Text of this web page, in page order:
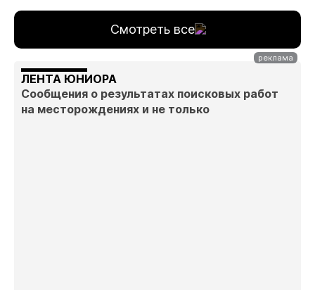
Смотреть все
ЛЕНТА ЮНИОРА
Сообщения о результатах поисковых работ
на месторождениях и не только